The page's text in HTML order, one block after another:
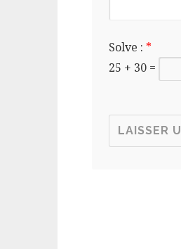
Solve : *
25 + 30 =